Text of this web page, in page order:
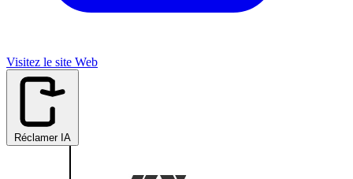
Visitez le site Web
Réclamer IA